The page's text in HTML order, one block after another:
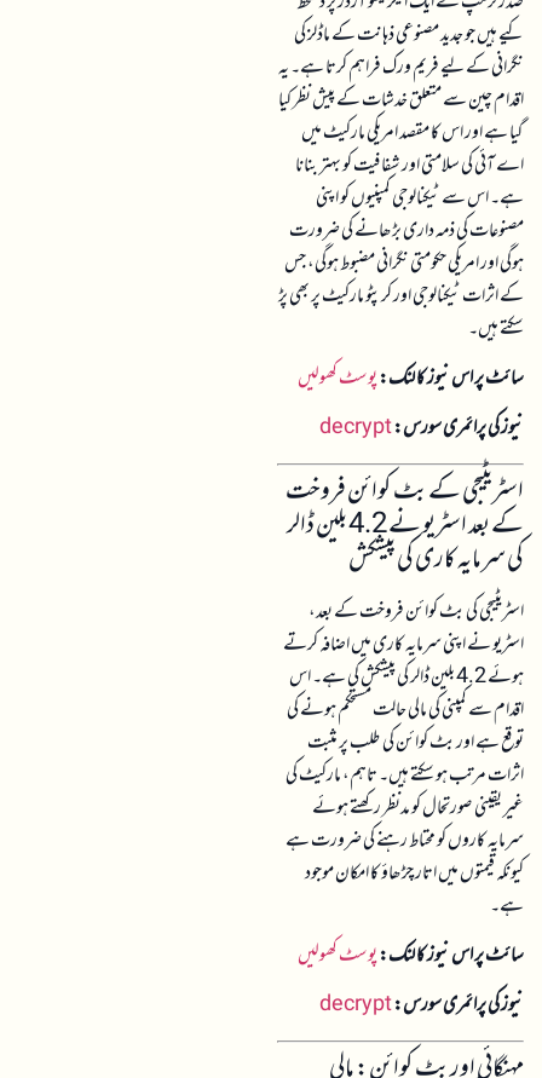
کیے ہیں جو جدید مصنوعی ذہانت کے ماڈلز کی
نگرانی کے لیے فریم ورک فراہم کرتا ہے۔ یہ
اقدام چین سے متعلق خدشات کے پیش نظر کیا
گیا ہے اور اس کا مقصد امریکی مارکیٹ میں
اے آئی کی سلامتی اور شفافیت کو بہتر بنانا
ہے۔ اس سے ٹیکنالوجی کمپنیوں کو اپنی
مصنوعات کی ذمہ داری بڑھانے کی ضرورت
ہوگی اور امریکی حکومتی نگرانی مضبوط ہوگی، جس
کے اثرات ٹیکنالوجی اور کرپٹو مارکیٹ پر بھی پڑ
سکتے ہیں۔
سائٹ پر اس نیوز کا لنک:پوسٹ کھولیں
نیوز کی پرائمری سورس:decrypt
اسٹریٹیجی کے بٹ کوائن فروخت
کے بعد اسٹریو نے 4.2 بلین ڈالر
کی سرمایہ کاری کی پیشکش
اسٹریٹیجی کی بٹ کوائن فروخت کے بعد،
اسٹریو نے اپنی سرمایہ کاری میں اضافہ کرتے
ہوئے 4.2 بلین ڈالر کی پیشکش کی ہے۔ اس
اقدام سے کمپنی کی مالی حالت مستحکم ہونے کی
توقع ہے اور بٹ کوائن کی طلب پر مثبت
اثرات مرتب ہو سکتے ہیں۔ تاہم، مارکیٹ کی
غیر یقینی صورتحال کو مدنظر رکھتے ہوئے
سرمایہ کاروں کو محتاط رہنے کی ضرورت ہے
کیونکہ قیمتوں میں اتار چڑھاؤ کا امکان موجود
ہے۔
سائٹ پر اس نیوز کا لنک:پوسٹ کھولیں
نیوز کی پرائمری سورس:decrypt